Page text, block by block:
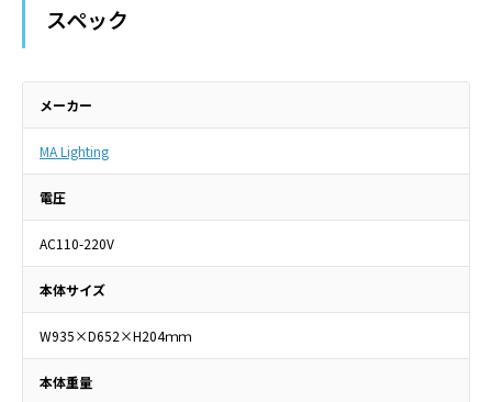
スペック
メーカー
MA Lighting
電圧
AC110-220V
本体サイズ
W935×D652×H204ｍｍ
本体重量